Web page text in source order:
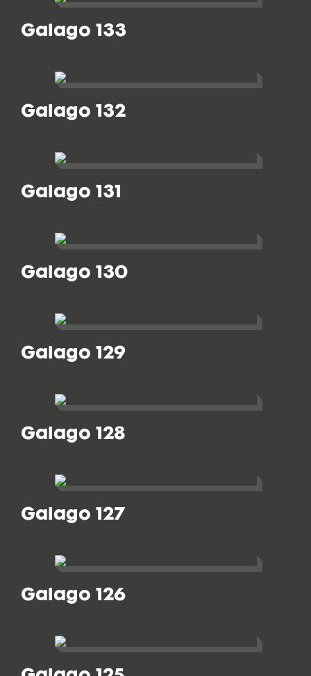
Galago 133
Galago 132
Galago 131
Galago 130
Galago 129
Galago 128
Galago 127
Galago 126